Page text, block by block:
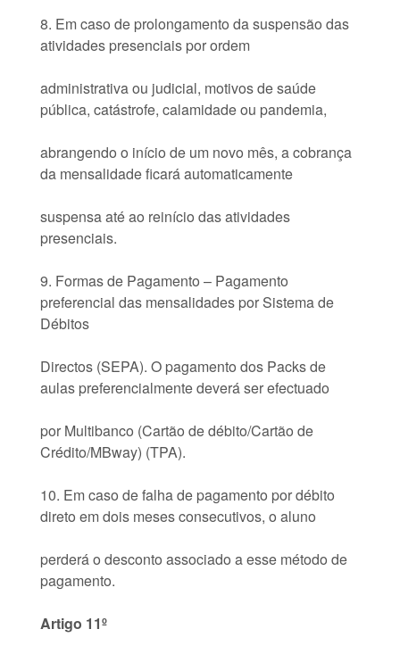
8. Em caso de prolongamento da suspensão das
atividades presenciais por ordem
administrativa ou judicial, motivos de saúde
pública, catástrofe, calamidade ou pandemia,
abrangendo o início de um novo mês, a cobrança
da mensalidade ficará automaticamente
suspensa até ao reinício das atividades
presenciais.
9. Formas de Pagamento – Pagamento
preferencial das mensalidades por Sistema de
Débitos
Directos (SEPA). O pagamento dos Packs de
aulas preferencialmente deverá ser efectuado
por Multibanco (Cartão de débito/Cartão de
Crédito/MBway) (TPA).
10. Em caso de falha de pagamento por débito
direto em dois meses consecutivos, o aluno
perderá o desconto associado a esse método de
pagamento.
Artigo 11º